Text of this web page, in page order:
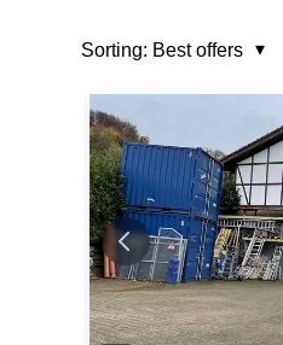
Sorting: Best offers